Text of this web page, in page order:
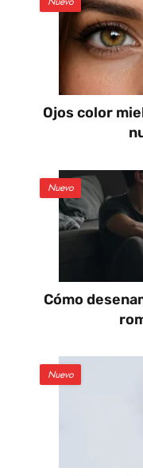
Ojos color
Nuevo
Cómo
Nuevo